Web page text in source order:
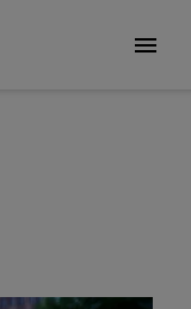
menu